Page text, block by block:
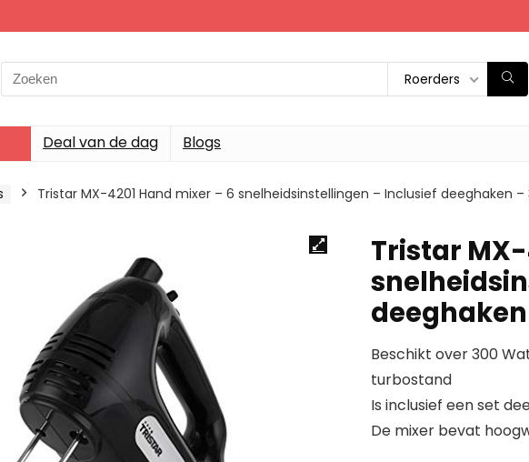
Search
for:
Roerders
Deal van de dag Blogs
Tristar MX-4201 Hand mixer – 6 snelheidsinstellingen – Inclusief deeghaken
Tristar MX-
Beschikt over 300
turbostand
Is inclusief een set
De mixer bevat